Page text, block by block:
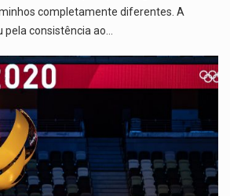
completamente diferentes. A
consistência ao…